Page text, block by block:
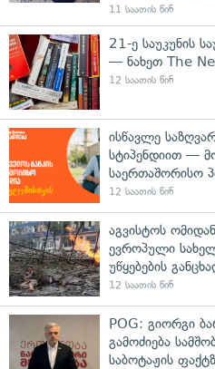
11 საათის წინ
21-ე საუკუნის
— ნახეთ The
12 საათის წინ
ისწავლე
სტიპენდიით —
საერთაშორისო
12 საათის წინ
აგვისტოს
ევროპული
უწყებების
12 საათის წინ
POG: გიორგი
გამოძიება
საბოტაჟის